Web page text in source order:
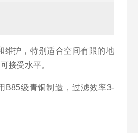
维护，特别适合空间有限的地
接受水平。
B85级青铜制造，过滤效率3-